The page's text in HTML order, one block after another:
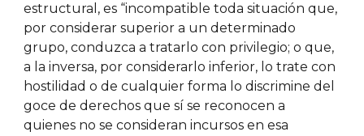
estructural, es “incompatible toda situación que,
por considerar superior a un determinado
grupo, conduzca a tratarlo con privilegio; o que,
a la inversa, por considerarlo inferior, lo trate con
hostilidad o de cualquier forma lo discrimine del
goce de derechos que sí se reconocen a
quienes no se consideran incursos en esa